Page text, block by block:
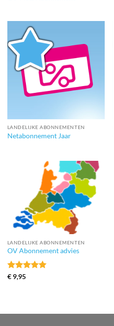
LANDELIJKE ABONNEMENTEN
Netabonnement Jaar
LANDELIJKE ABONNEMENTEN
OV Abonnement advies
Gewaardeerd
€9,95